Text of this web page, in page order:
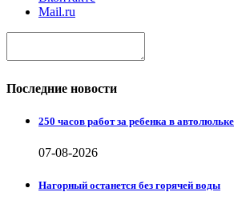
Mail.ru
Последние новости
250 часов работ за ребенка в автолюльке
07-08-2026
Нагорный останется без горячей воды